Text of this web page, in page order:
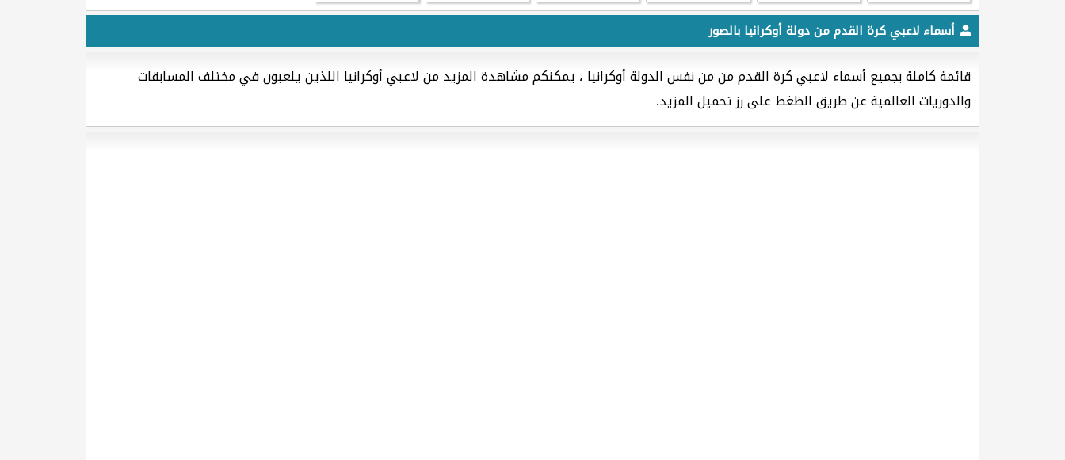
أسماء لاعبي كرة القدم من دولة أوكرانيا بالصور
قائمة كاملة بجميع أسماء لاعبي كرة القدم من من نفس الدولة أوكرانيا ، يمكنكم مشاهدة المزيد من لاعبي أوكرانيا اللذين يلعبون في مختلف المسابقات
والدوريات العالمية عن طريق الظغط على رز تحميل المزيد.